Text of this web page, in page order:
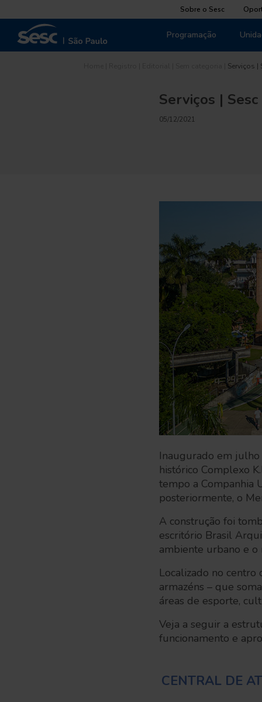
Sobre o Sesc
Programação
Serviços |
Serviços |
05/12/2021
Inaugurado em
histórico Complexo
tempo a Companhia
posteriormente, o
A construção foi
escritório Brasil
ambiente urbano e
Localizado no centro
armazéns – que
áreas de esporte,
Veja a seguir a
funcionamento e
CENTRAL DE